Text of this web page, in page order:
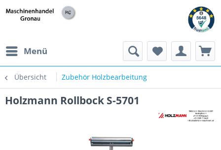
Menü
Übersicht Zubehör Holzbearbeitung
Holzmann Rollbock S-5701